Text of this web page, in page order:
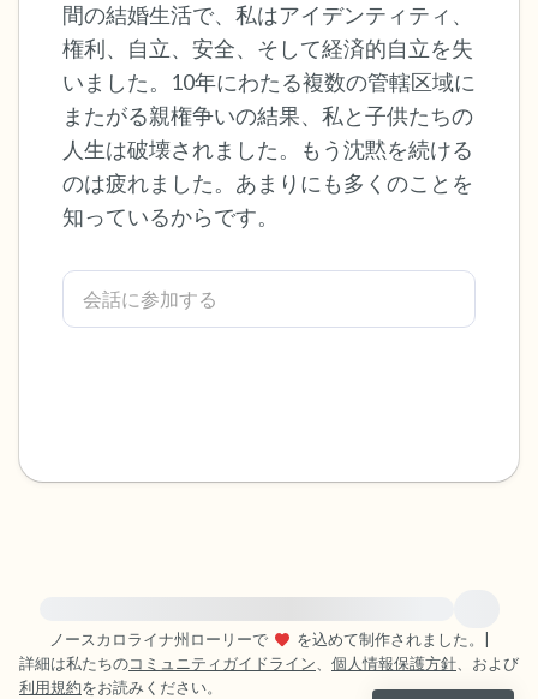
間の結婚生活で、私はアイデンティティ、
権利、自立、安全、そして経済的自立を失
いました。10年にわたる複数の管轄区域に
またがる親権争いの結果、私と子供たちの
人生は破壊されました。もう沈黙を続ける
のは疲れました。あまりにも多くのことを
知っているからです。
ノースカロライナ州ローリーで
を込めて制作されました。
詳細は私たちのコミュニティガイドライン、 個人情報保護方針、および
利用規約をお読みください。
りを見回してください。以下のことを声に
出して言ってみてください。
見えるもの5つ（部屋の中と窓の外を見る
ことができます）
感じるもの4つ（目の前にあるもので触れ
聞こえるもの3つ